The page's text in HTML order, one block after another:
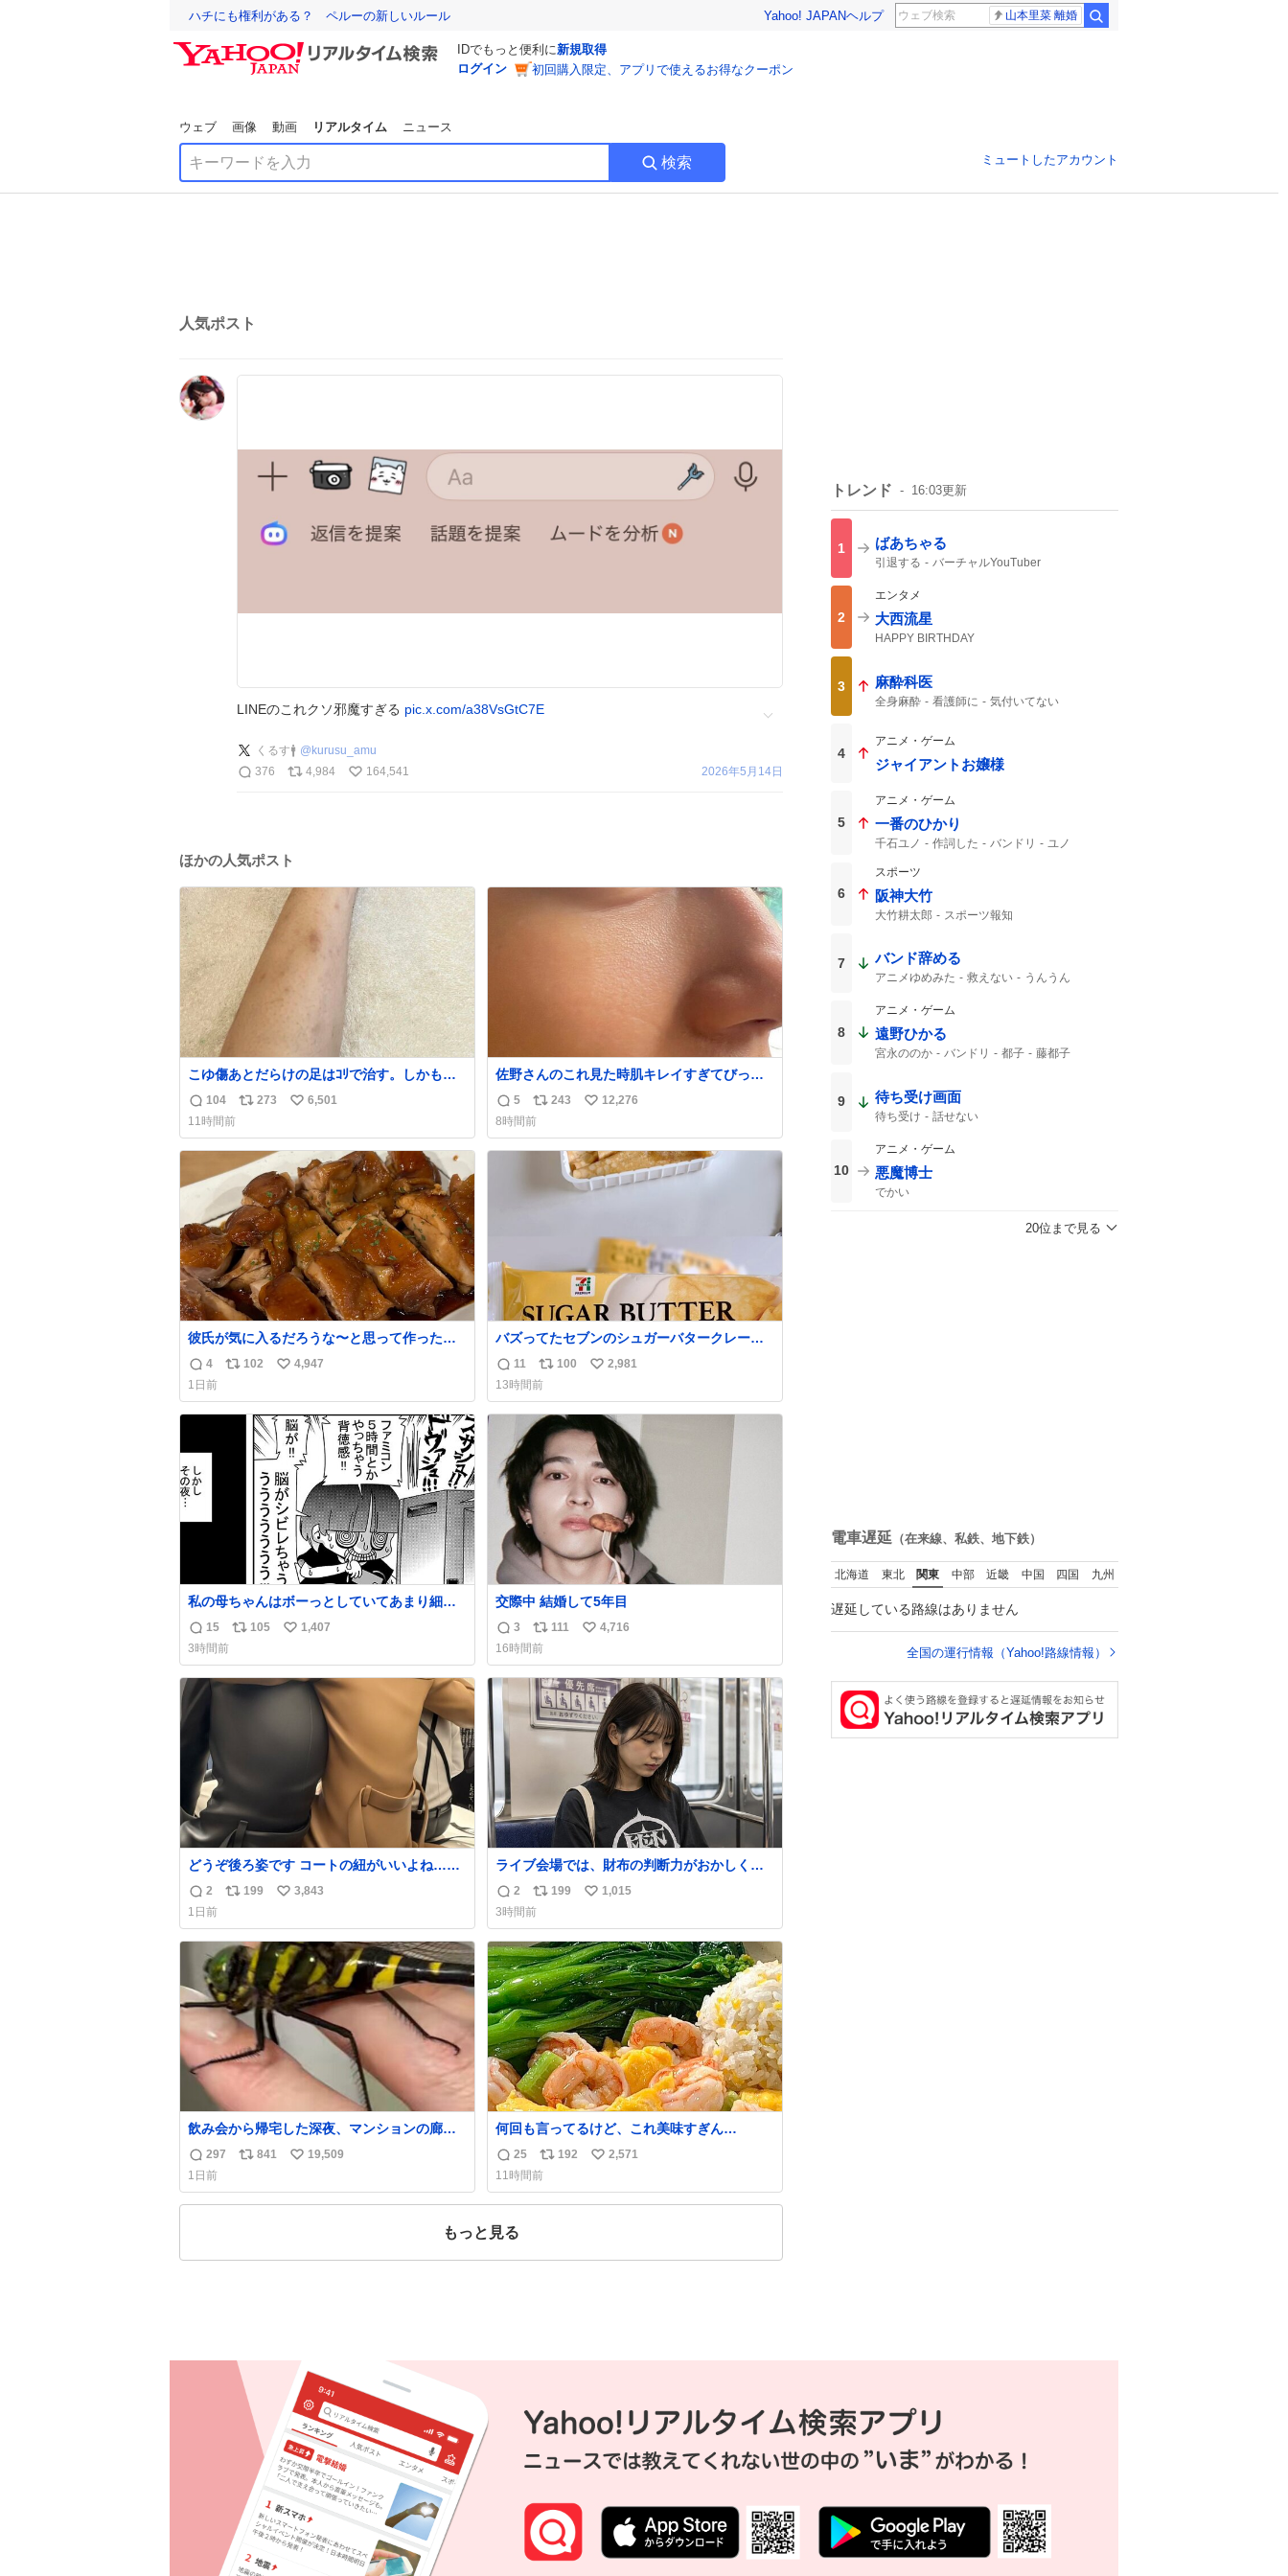
ハチにも権利がある？ ペルーの新しいルール Yahoo! JAPANヘルプ 山本里菜 離婚
IDでもっと便利に新規取得
ログイン
初回購入限定、アプリで使えるお得なクーポン
ウェブ 画像 動画 リアルタイム ニュース
検索 ミュートしたアカウント
人気ポスト
LINEのこれクソ邪魔すぎる pic.x.com/a38VsGtC7E
くるす🚹 @ kurusu_amu
376
4,984 164,541 2026年5月14日
ほかの人気ポスト
こゆ傷あとだらけの足はｺﾘで治す。しかも白
くなる。
返
信
数
104
リ
ス
ト
数
273
い
ね
数
6,501
11時間前
佐野さんのこれ見た時肌キレイすぎてびっく
りしたし、やはりアイドルって体型･肌管理す
ごすぎる
返
信
数
5
リ
ポ
ス
数
243
い
ね
数
12,276
8時間前
彼氏が気に入るだろうな〜と思って作ったら
想像の何倍も美味しい美味しい言ってくれて
嬉しい
返
信
数
4
リ
ス
102
い
ね
数
4,947
1日前
バズってたセブンのシュガーバタークレープ
うますぎて7NOWで買い溜め🛒💭
返
信
数
11
リ
ポ
ス
ト
数
100
い
ね
数
2,981
13時間前
私の母ちゃんはボーっとしていてあまり細か
い事を気にしません。優秀な人の多い現代の
価値観から見ると、あまり優秀な母親ではな
いかもしれません。でも、だからこそ、私は
そういう母親が大好きです。今も昔もすごく
リラックスします。「優秀」と「良い」は別
返
信
数
15
リ
ス
ト
105
い
ね
数
1,407
3時間前
交際中 結婚して5年目
返
信
数
3
リ
ポ
ス
ト
数
111
い
ね
数
4,716
16時間前
どうぞ後ろ姿です コートの紐がいいよね…そ
して腰が細い
返
信
数
2
リ
ス
ト
数
199
い
ね
数
3,843
1日前
ライブ会場では、財布の判断力がおかしくな
る。
返
信
数
2
リ
ポ
ス
ト
数
199
い
ね
数
1,015
3時間前
飲み会から帰宅した深夜、マンションの廊下
にいらっしゃったオニヤンマ様 まさかこんな
都会でお会いできるなんて思っておらず大興
奮しております かっこよすぎる 指を差し伸べ
ると乗ってきてくれたのでひとまず一緒に帰
返
信
数
297
リ
ス
841
い
ね
19,509
1日前
何回も言ってるけど、これ美味すぎん
の！！！低カロリーで満足感エグいから一生
食べてる😭
返
信
数
25
リ
ポ
ス
192
い
ね
2,571
11時間前
もっと見る
トレンド 16:03更新
1 ばあちゃる
引退する バーチャルYouTuber
2
エンタメ
大西流星
HAPPY BIRTHDAY
3 麻酔科医
全身麻酔 看護師に 気付いてない
4
アニメ・ゲーム
ジャイアントお嬢様
5
アニメ・ゲーム
一番のひかり
千石ユノ 作詞した バンドリ ユノ
6
スポーツ
阪神大竹
大竹耕太郎 スポーツ報知
7 バンド辞める
アニメゆめみた 救えない うんうん
8
アニメ・ゲーム
遠野ひかる
宮永ののか バンドリ 都子 藤都子
9 待ち受け画面
待ち受け 話せない
10
アニメ・ゲーム
悪魔博士
でかい
20位まで見る
電車遅延 （在来線、私鉄、地下鉄）
北海道 東北 関東 中部 近畿 中国 四国 九州
遅延している路線はありません
全国の運行情報（Yahoo!路線情報）